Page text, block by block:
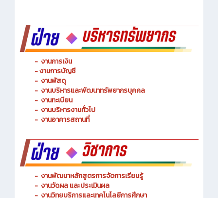
-งานการเงิน
- งานการบัญชี
- งานพัสดุ
- งานบริหารและพัฒนาทรัพยากรบุคคล
- งานทะเบียน
- งานบริหารงานทั่วไป
- งานพัฒนาหลักสูตรการจัดการเรียนรู้